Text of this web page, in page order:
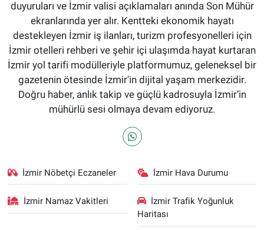
duyuruları ve İzmir valisi açıklamaları anında Son Mühür
ekranlarında yer alır. Kentteki ekonomik hayatı
destekleyen İzmir iş ilanları, turizm profesyonelleri için
İzmir otelleri rehberi ve şehir içi ulaşımda hayat kurtaran
İzmir yol tarifi modülleriyle platformumuz, geleneksel bir
gazetenin ötesinde İzmir'in dijital yaşam merkezidir.
Doğru haber, anlık takip ve güçlü kadrosuyla İzmir’in
mühürlü sesi olmaya devam ediyoruz.
İzmir Nöbetçi Eczaneler İzmir Hava Durumu
İzmir Namaz Vakitleri
İzmir Trafik Yoğunluk
Haritası